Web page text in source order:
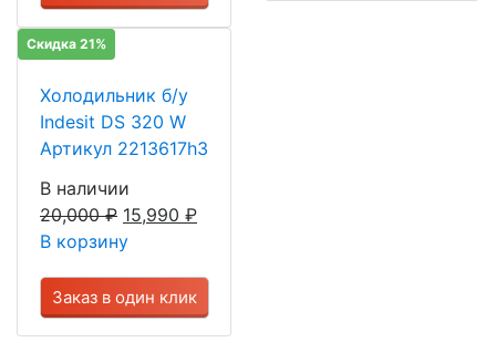
Скидка 21%
Холодильник б/у
Indesit DS 320 W
Артикул 2213617h3
В наличии
20,000₽ 15,990 ₽
В корзину
Заказ в один клик